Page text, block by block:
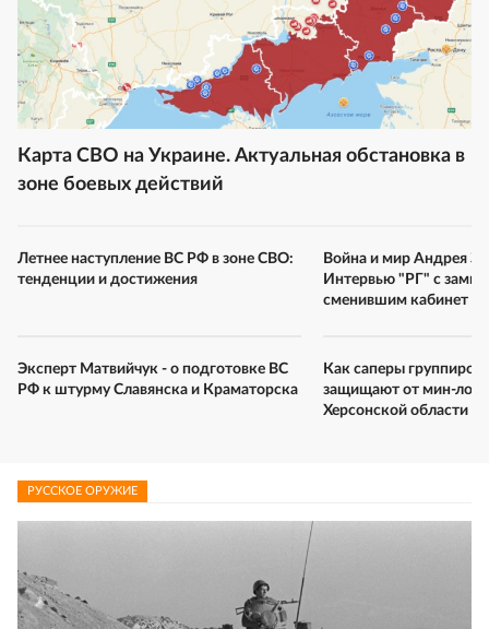
Карта СВО на Украине. Актуальная обстановка в
зоне боевых действий
Летнее наступление ВС РФ в зоне СВО:
тенденции и достижения
Война и мир Андрея
Интервью "РГ" с
сменившим кабинет
Эксперт Матвийчук - о подготовке ВС
РФ к штурму Славянска и Краматорска
Как саперы
защищают от мин-
Херсонской области
РУССКОЕ ОРУЖИЕ